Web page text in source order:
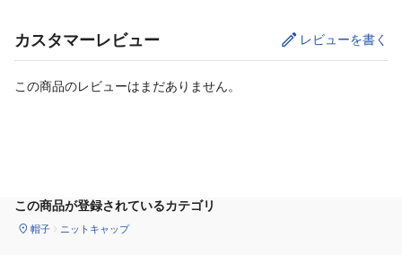
カスタマーレビュー レビューを書く
この商品のレビューはまだありません。
この商品が登録されているカテゴリ
帽子 ニットキャップ